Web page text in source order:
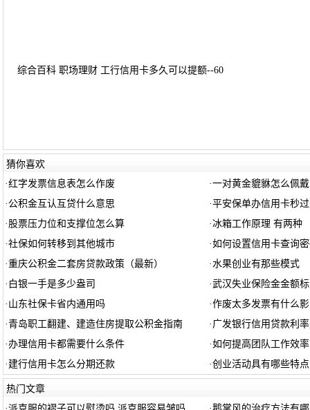
综合百科 职场理财 工行信用卡多久可以提额--60
猜你喜欢
·红字发票信息表怎么作废 ·一对黄金貔貅怎么佩戴
· 公积金互认互贷什么意思 ·平安保单办信用卡秒
· 股票压力位和支撑位怎么算 ·冰箱工作原理 有两种
·社保如何转移到其他城市 ·如何设置信用卡查询
·重庆公积金二套房贷款政策（最新） ·水果创业有那些模式
· 白银一手是多少盎司 ·武汉失业保险金金额
· 山东社保卡省内通用吗 ·作废太多发票有什么
·青岛职工翻建、建造住房提取公积金指南 · 广发银行信用贷款利
·办理信用卡都需要什么条件 ·如何提高团队工作效率
· 建行信用卡怎么分期还款 ·创业活动具有哪些特点
热门文章